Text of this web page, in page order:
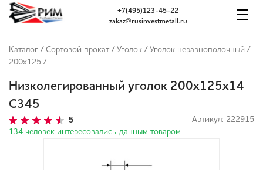
zakaz@rusinvestmetall.ru
+7(495)123-45-22
Каталог / Сортовой прокат / Уголок / Уголок неравнополочный /
200x125 /
Низколегированный уголок 200х125х14
С345
5
Артикул: 222915
134 человек интересовались данным товаром